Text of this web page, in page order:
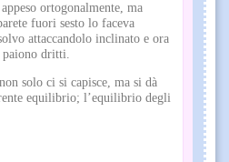
ortogonalmente, ma
fuori sesto lo faceva
attaccandolo inclinato e ora
paiono dritti.
solo ci si capisce, ma si dà
equilibrio; l’equilibrio degli